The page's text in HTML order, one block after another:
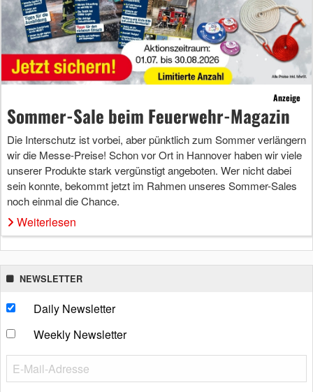
Anzeige
Sommer-Sale beim Feuerwehr-Magazin
Die Interschutz ist vorbei, aber pünktlich zum Sommer verlängern
wir die Messe-Preise! Schon vor Ort in Hannover haben wir viele
unserer Produkte stark vergünstigt angeboten. Wer nicht dabei
sein konnte, bekommt jetzt im Rahmen unseres Sommer-Sales
noch einmal die Chance.
Weiterlesen
NEWSLETTER
Daily Newsletter
Weekly Newsletter